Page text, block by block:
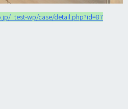
_test-wp/case/detail.php?id=87